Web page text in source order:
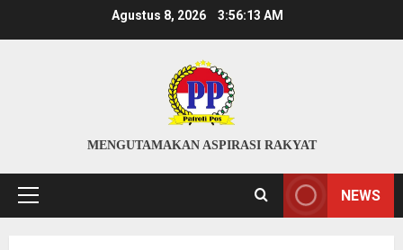
Agustus 8, 2026 3:56:14 AM
MENGUTAMAKAN ASPIRASI RAKYAT
Primary
NEWS